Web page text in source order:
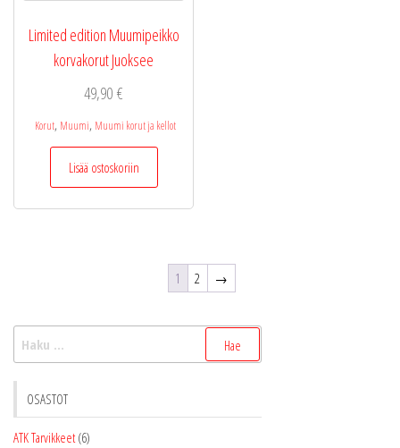
Limited edition Muumipeikko
korvakorut Juoksee
49,90€
Korut, Muumi, Muumi korut ja kellot
Lisää ostoskoriin
1 2 →
Haku:
OSASTOT
ATK Tarvikkeet (6)